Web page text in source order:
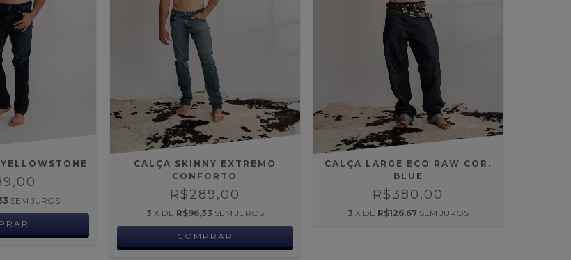
SEM JUROS
CALÇA SKINNY EXTREMO
CONFORTO
R$289,00
3 X DE R$96,33 SEM JUROS
COMPRAR
CALÇA LARGE ECO RAW COR.
BLUE
R$380,00
3 X DE R$126,67 SEM JUROS